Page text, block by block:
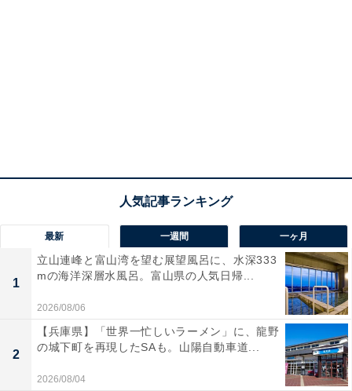
最新 一週間 一ヶ月
1
立山連峰と富山湾を望む展望風呂に、水深333
mの海洋深層水風呂。富山県の人気日帰...
2026/08/06
2
【兵庫県】「世界一忙しいラーメン」に、龍野
の城下町を再現したSAも。山陽自動車道...
2026/08/04